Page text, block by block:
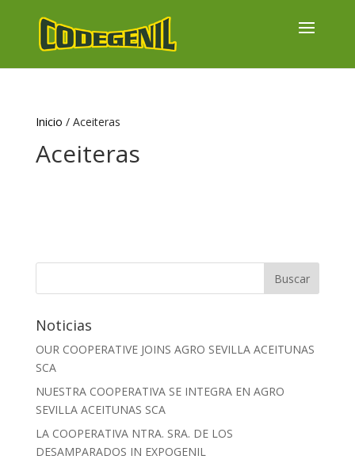
Inicio / Aceiteras
Aceiteras
Noticias
OUR COOPERATIVE JOINS AGRO SEVILLA ACEITUNAS
SCA
NUESTRA COOPERATIVA SE INTEGRA EN AGRO
SEVILLA ACEITUNAS SCA
LA COOPERATIVA NTRA. SRA. DE LOS
DESAMPARADOS IN EXPOGENIL